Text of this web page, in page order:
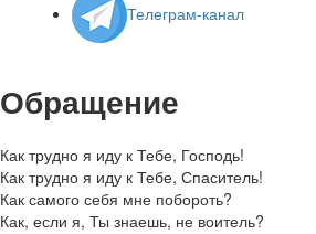
Телеграм-канал
Обращение
Как трудно я иду к Тебе, Господь!
Как трудно я иду к Тебе, Спаситель!
Как самого себя мне побороть?
Как, если я, Ты знаешь, не воитель?